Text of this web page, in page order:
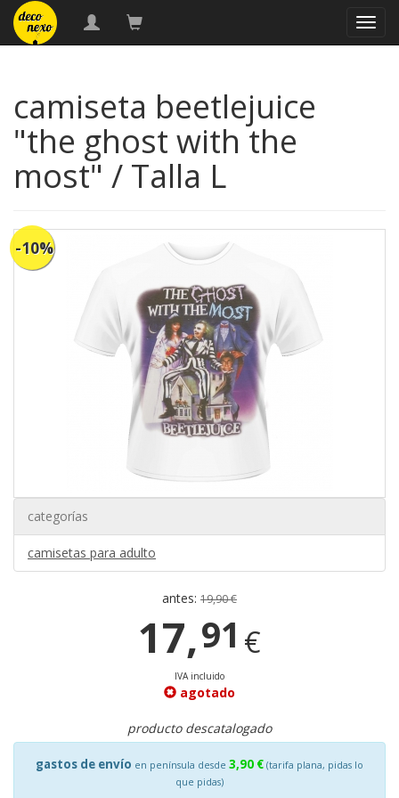
camiseta beetlejuice
"the ghost with the
most" / Talla L
-10%
categorías
camisetas para adulto
antes: 19,90 €
17,91 €
IVA incluido
agotado
producto descatalogado
gastos de envío en península desde 3,90 € (tarifa plana, pidas lo
que pidas)